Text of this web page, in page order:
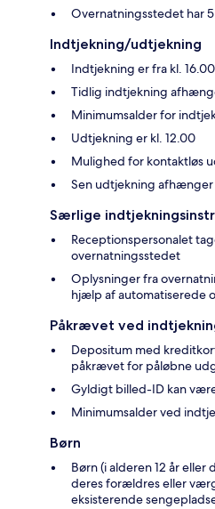
Overnatningsstedet har
Indtjekning/udtjekning
Indtjekning er fra kl.
Tidlig indtjekning
Minimumsalder for
Udtjekning er kl. 12.00
Mulighed for kontaktløs
Sen udtjekning
Særlige
Receptionspersonalet
overnatningsstedet
Oplysninger fra
hjælp af automatiserede
Påkrævet ved
Depositum med
påkrævet for påløbne
Gyldigt billed-ID kan
Minimumsalder ved
Børn
Børn (i alderen 12 år
deres forældres eller
eksisterende